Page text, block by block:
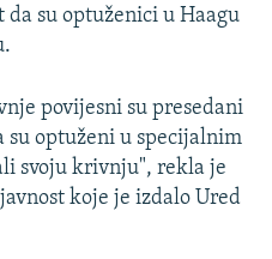
su optuženici u Haagu
povijesni su presedani
optuženi u specijalnim
svoju krivnju", rekla je
koje je izdalo Ured